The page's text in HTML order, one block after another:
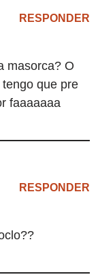
RESPONDER
masorca? O
que pre
faaaaaaa
RESPONDER